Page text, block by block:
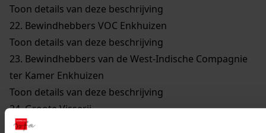
Toon details van deze beschrijving
22. Bewindhebbers VOC Enkhuizen
Toon details van deze beschrijving
23. Bewindhebbers van de West-Indische Compagnie
ter Kamer Enkhuizen
Toon details van deze beschrijving
24.Groote Visserij
Toon details van deze beschrijving